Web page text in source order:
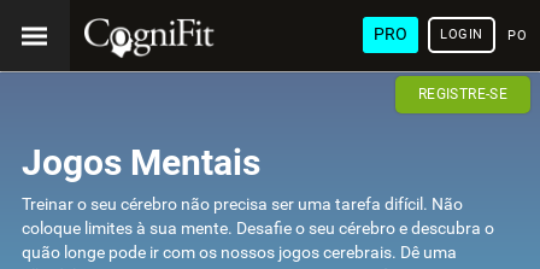
PRO LOGIN
REGISTRE-SE
Jogos Mentais
Treinar o seu cérebro não precisa ser uma tarefa difícil. Não
coloque limites à sua mente. Desafie o seu cérebro e descubra o
quão longe pode ir com os nossos jogos cerebrais. Dê uma